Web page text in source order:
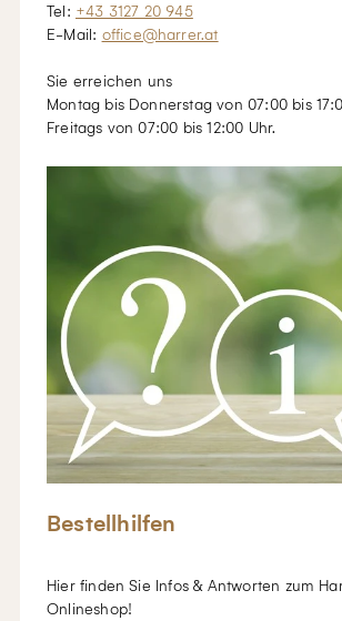
Tel: +43 3127 20 945
E-Mail: office@harrer.at
Sie erreichen uns
Montag bis Donnerstag von 07:00 bis
Freitags von 07:00 bis 12:00 Uhr.
Bestellhilfen
Hier finden Sie Infos & Antworten zum
Onlineshop!